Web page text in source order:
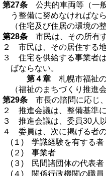
第27条 公共的車両等（一
う整備に努めなければなら
（住宅及び住居の環境の
第28条 市民は、その所有
２ 市民は、その居住する
３ 住宅を供給する事業者
ばならない。
第４章 札幌市福祉
（福祉のまちづくり推進会
第29条 市長の諮問に応じ
２ 推進会議は、整備基準
３ 推進会議は、委員30人
４ 委員は、次に掲げる者
(１) 学識経験を有する者
(２) 事業者
(３) 民間諸団体の代表者
(４) 関係行政機関の職員